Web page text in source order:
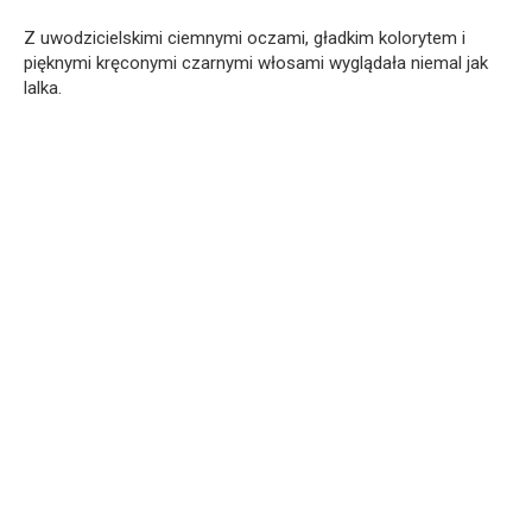
Z uwodzicielskimi ciemnymi oczami, gładkim kolorytem i
pięknymi kręconymi czarnymi włosami wyglądała niemal jak
lalka.